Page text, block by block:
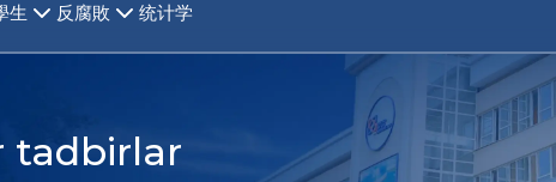
生 反腐敗 统计学
tadbirlar